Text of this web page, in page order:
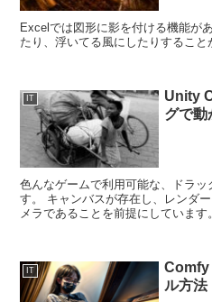
Excelでは図形に影を付ける機能が
たり、浮いてる風にしたりすること
IT
Unity
グで動
色んなゲームで利用可能な、ドラ
す。 キャンバスが存在し、レンダ
メラであることを前提にしています。
IT
Comfy
ル方法